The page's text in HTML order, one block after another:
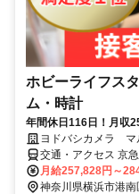
ホビーライフス
ム・時計
年間休日116日！月収
ヨドバシカメラ マ
交通・アクセス 京
月給257,828円～
神奈川県横浜市港南